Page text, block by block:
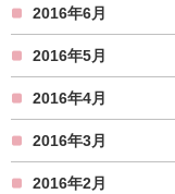
2016年6月
2016年5月
2016年4月
2016年3月
2016年2月